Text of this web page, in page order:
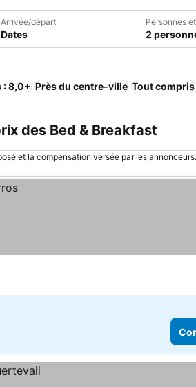
Arrivée/départ
Dates
Personnes
2
: 8,0+ Près du centre-ville Tout compris
des Bed & Breakfast
et la compensation versée par les